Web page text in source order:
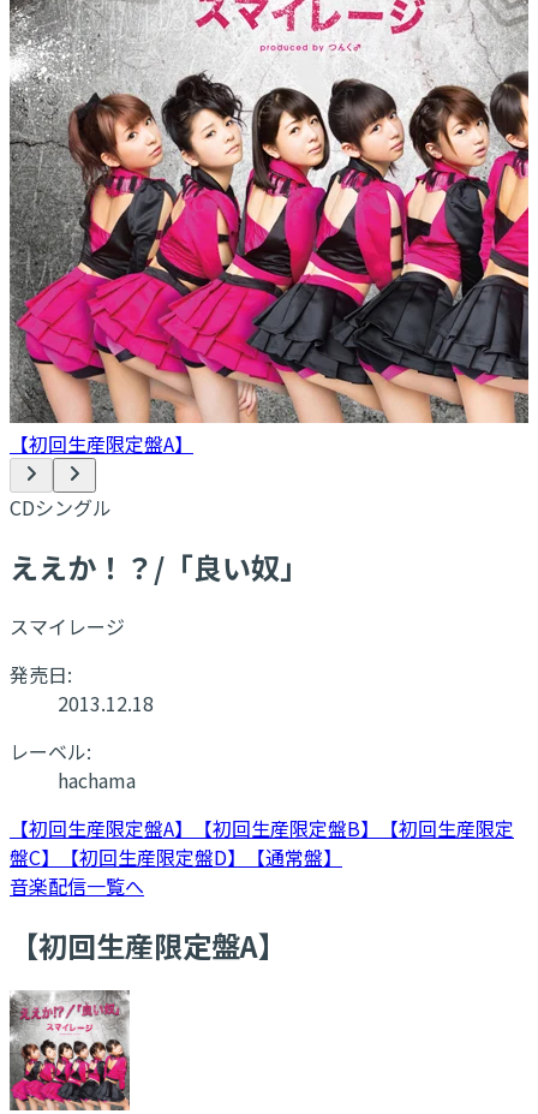
【初回生産限定盤A】
CDシングル
ええか！？/「良い奴」
スマイレージ
発売日:
2013.12.18
レーベル:
hachama
【初回生産限定盤A】
【初回生産限定盤B】
【初回生産限定
盤C】
【初回生産限定盤D】
【通常盤】
音楽配信一覧へ
【初回生産限定盤A】